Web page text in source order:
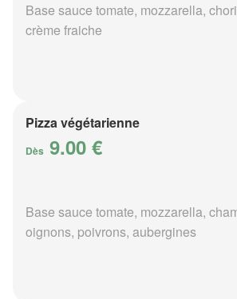
Base sauce tomate, mozzarella,
crème fraiche
Pizza végétarienne
Dès 9.00 €
Base sauce tomate, mozzarella,
oignons, poivrons, aubergines